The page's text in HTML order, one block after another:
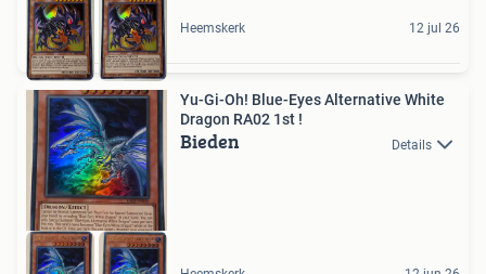
Heemskerk 12 jul 26
Yu-Gi-Oh! Blue-Eyes Alternative White
Dragon RA02 1st !
Bieden Details